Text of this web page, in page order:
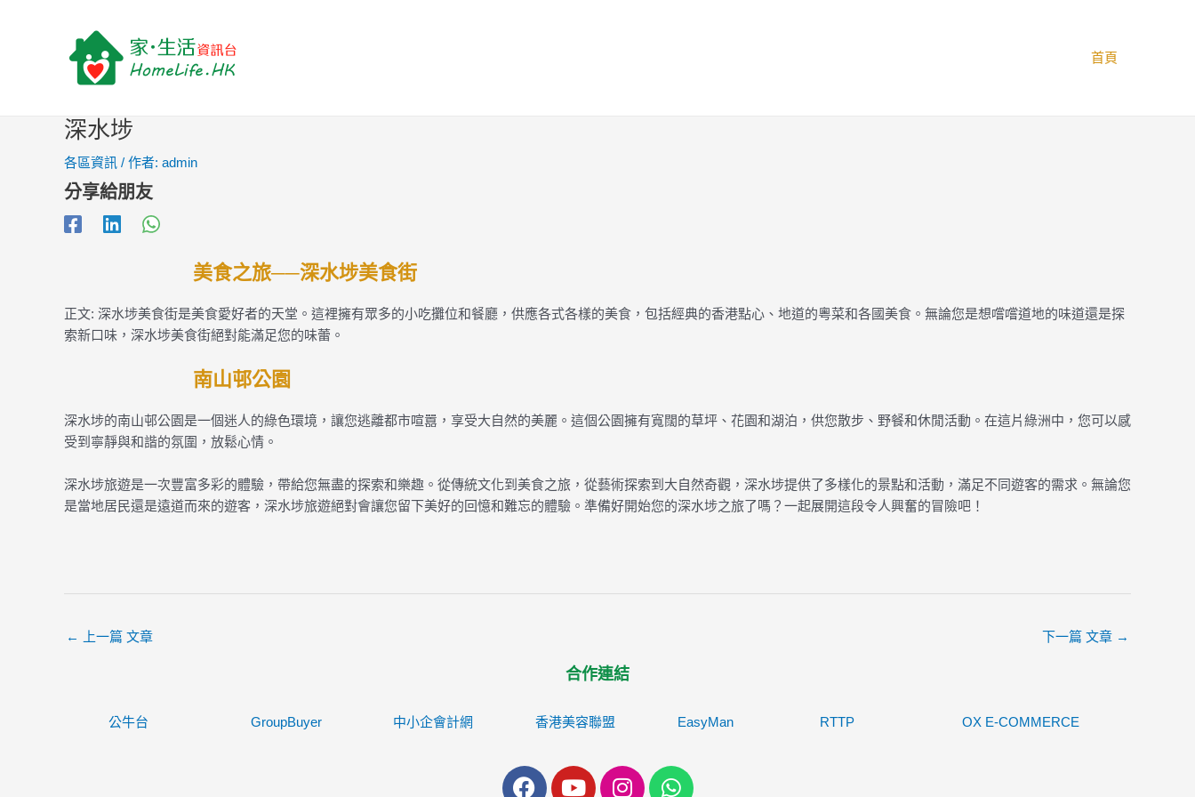
首頁
深水埗
各區資訊 / 作者: admin
分享給朋友
美食之旅──深水埗美食街
正文: 深水埗美食街是美食愛好者的天堂。這裡擁有眾多的小吃攤位和餐廳，供應各式各樣的美食，包括經典的香港點心、地道的粵菜和各國美食。無論您是想嚐嚐道地的味道還是探
索新口味，深水埗美食街絕對能滿足您的味蕾。
南山邨公園
深水埗的南山邨公園是一個迷人的綠色環境，讓您逃離都市喧囂，享受大自然的美麗。這個公園擁有寬闊的草坪、花園和湖泊，供您散步、野餐和休閒活動。在這片綠洲中，您可以感
受到寧靜與和諧的氛圍，放鬆心情。
深水埗旅遊是一次豐富多彩的體驗，帶給您無盡的探索和樂趣。從傳統文化到美食之旅，從藝術探索到大自然奇觀，深水埗提供了多樣化的景點和活動，滿足不同遊客的需求。無論您
是當地居民還是遠道而來的遊客，深水埗旅遊絕對會讓您留下美好的回憶和難忘的體驗。準備好開始您的深水埗之旅了嗎？一起展開這段令人興奮的冒險吧！
navigation
← 上一篇 文章 下一篇 文章 →
合作連結
公牛台 GroupBuyer 中小企會計網 香港美容聯盟 EasyMan RTTP OX E-COMMERCE
F
Y
I
W